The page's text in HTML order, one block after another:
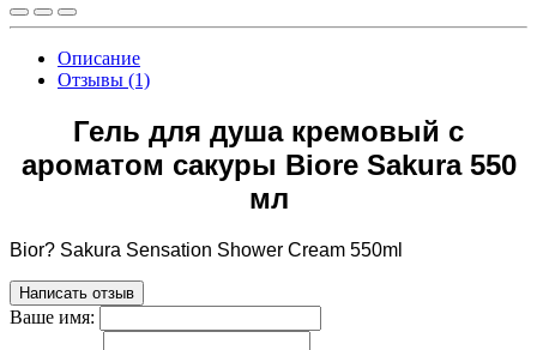
Описание
Отзывы (1)
Гель для душа кремовый с
ароматом сакуры Biore Sakura 550
мл
Bior? Sakura Sensation Shower Cream 550ml
Написать отзыв
Ваше имя: